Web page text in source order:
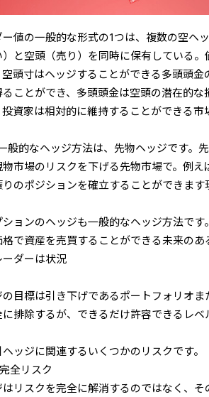
ー値の一般的な形式の1つは、複数の空ヘ
）と空頭（売り）を同時に保有している
空頭寸はヘッジすることができる多頭頭
ることができ、多頭頭金は空頭の潜在的
資家は相対的に維持することができる市
般的なヘッジ方法は、先物ヘッジです。
物市場のリスクを下げる先物市場で。例
のポジションを確立することができます
ションのヘッジも一般的なヘッジ方法で
格で資産を売買することができる未来の
ーダーは状況
の目標は引き下げであるポートフォリオ
に排除するが、できるだけ許容できるレベ
ッジに関連するいくつかのリスクです。
全リスク
はリスクを完全に解消するのではなく、